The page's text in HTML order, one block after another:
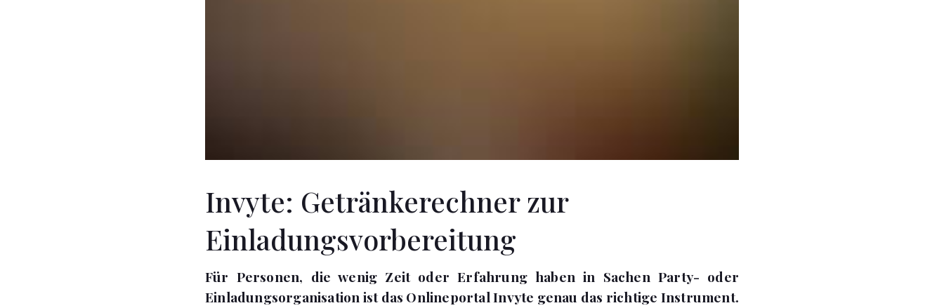
Invyte: Getränkerechner zur
Einladungsvorbereitung
Für Personen, die wenig Zeit oder Erfahrung haben in Sachen Party- oder
Einladungsorganisation ist das Onlineportal Invyte genau das richtige Instrument.